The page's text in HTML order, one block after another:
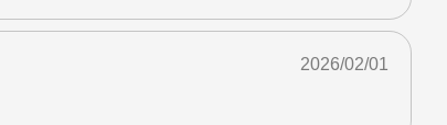
2026/02/01